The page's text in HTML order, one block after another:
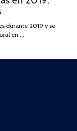
durante 2019 y se
en …